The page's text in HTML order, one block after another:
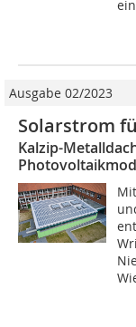
Ausgabe 02/2023
Solarstrom
Kalzip-